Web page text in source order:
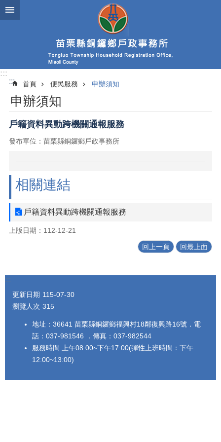
跳到主要內容區塊
:::
:::
首頁 便民服務 申辦須知
申辦須知
戶籍資料異動跨機關通報服務
發布單位：苗栗縣銅鑼鄉戶政事務所
相關連結
戶籍資料異動跨機關通報服務
上版日期：112-12-21
回上一頁 回最上面
:::
更新日期 115-07-30
瀏覽人次 315
地址：36641 苗栗縣銅鑼鄉福興村18鄰復興路16號．電
話：037-981546 ．傳真：037-982544
服務時間 上午08:00~下午17:00(彈性上班時間：下午
12:00~13:00)